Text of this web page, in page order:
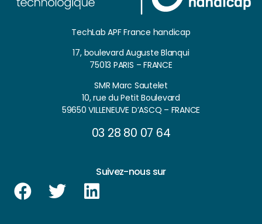
TechLab APF France handicap
17, boulevard Auguste Blanqui
75013 PARIS – FRANCE
SMR Marc Sautelet
10, rue du Petit Boulevard
59650 VILLENEUVE D’ASCQ – FRANCE
03 28 80 07 64
Suivez-nous sur